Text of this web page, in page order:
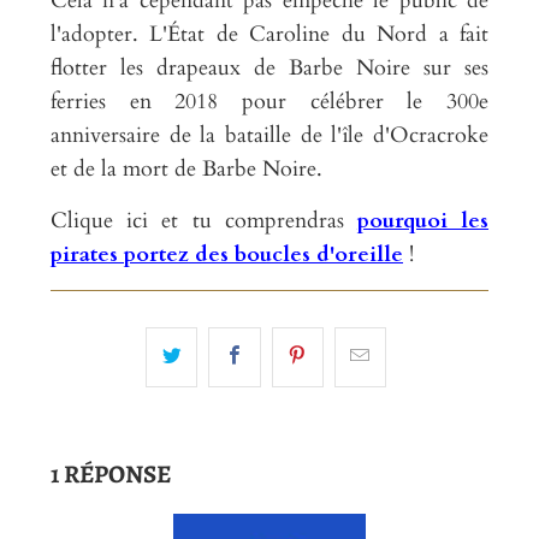
l'adopter. L'État de Caroline du Nord a fait
flotter les drapeaux de Barbe Noire sur ses
ferries en 2018 pour célébrer le 300e
anniversaire de la bataille de l'île d'Ocracroke
et de la mort de Barbe Noire.
Clique ici et tu comprendras pourquoi les
pirates portez des boucles d'oreille !
1 RÉPONSE